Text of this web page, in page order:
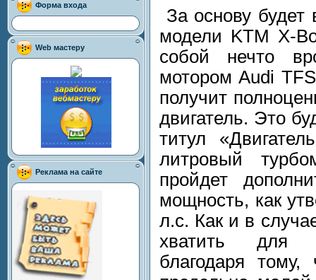
Форма входа
Web мастеру
Реклама на сайте
За основу будет
модели KTM X-
собой нечто
мотором Audi
получит
двигатель. Это
титул
литровый
пройдет
мощность, как
л.с. Как и в
хватить для
благодаря тому,